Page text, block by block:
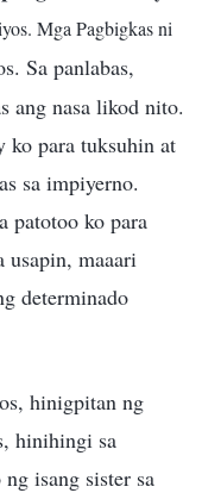
Mga Pagbigkas ni
Sa panlabas,
ang nasa likod nito.
ko para tuksuhin at
sa impiyerno.
patotoo ko para
usapin, maaari
determinado
hinigpitan ng
hinihingi sa
isang sister sa